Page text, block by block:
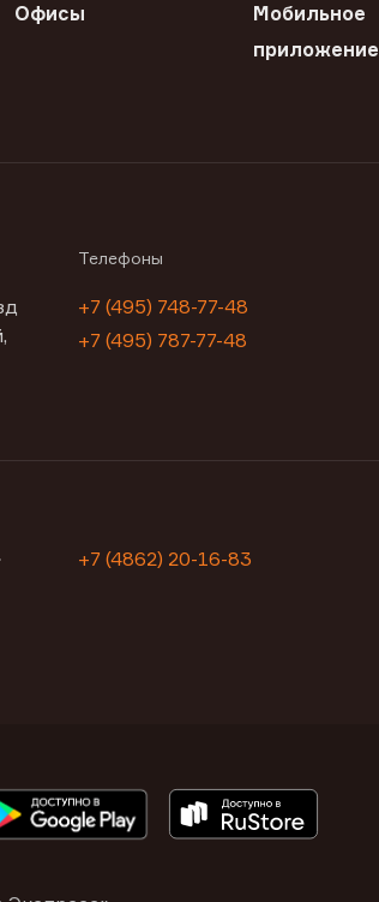
Офисы
Мобильное
приложение
Телефоны
+7 (495) 748-77-48
+7 (495) 787-77-48
+7 (4862) 20-16-83